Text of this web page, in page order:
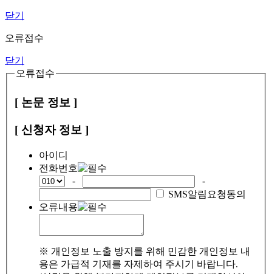
닫기
오류접수
닫기
오류접수
[ 논문 정보 ]
[ 신청자 정보 ]
아이디
전화번호
-
-
SMS알림요청동의
오류내용
※ 개인정보 노출 방지를 위해 민감한 개인정보 내
용은 가급적 기재를 자제하여 주시기 바랍니다.